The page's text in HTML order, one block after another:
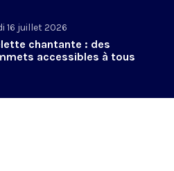
16 juillet 2026
chantante : des
accessibles à tous